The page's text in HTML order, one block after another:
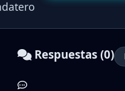
Respuestas (0)